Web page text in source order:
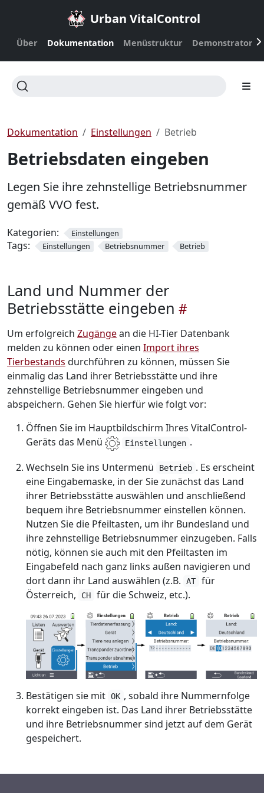
Urban VitalControl
Über Dokumentation Menüstruktur Demonstrator
Dokumentation Einstellungen Betrieb
Betriebsdaten eingeben
Legen Sie ihre zehnstellige Betriebsnummer
gemäß VVO fest.
Kategorien: Einstellungen
Tags: Einstellungen Betriebsnummer Betrieb
Land und Nummer der
Betriebsstätte eingeben
Um erfolgreich Zugängean die HI-Tier Datenbank
melden zu können oder einen Import ihres
Tierbestands durchführen zu können, müssen Sie
einmalig das Land ihrer Betriebsstätte und ihre
zehnstellige Betriebsnummer eingeben und
abspeichern. Gehen Sie hierfür wie folgt vor:
Öffnen Sie im Hauptbildschirm Ihres VitalControl-
Geräts das Menü
Einstellungen .
Wechseln Sie ins Untermenü
Betrieb . Es erscheint
eine Eingabemaske, in der Sie zunächst das Land
ihrer Betriebsstätte auswählen und anschließend
bequem ihre Betriebsnummer einstellen können.
Nutzen Sie die Pfeiltasten, um ihr Bundesland und
ihre zehnstellige Betriebsnummer einzugeben. Falls
nötig, können sie auch mit den Pfeiltasten im
Eingabefeld nach ganz links außen navigieren und
dort dann ihr Land auswählen (z.B.
AT für
Österreich,
CH für die Schweiz, etc.).
Bestätigen sie mit OK , sobald ihre Nummernfolge
korrekt eingeben ist. Das Land ihrer Betriebsstätte
und ihre Betriebsnummer sind jetzt auf dem Gerät
gespeichert.